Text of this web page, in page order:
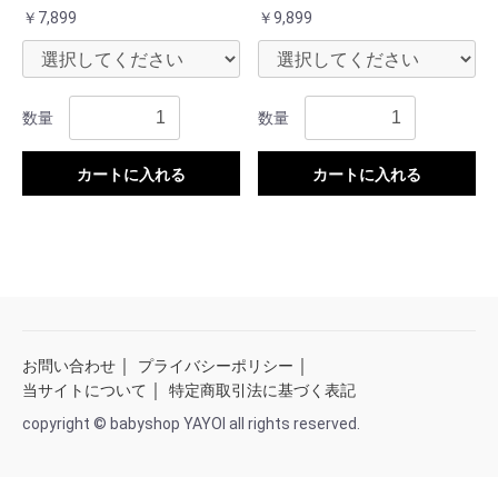
￥7,899
数量
カートに入れる
￥9,899
数量
カートに入れる
お問い合わせ ｜ プライバシーポリシー ｜
当サイトについて ｜ 特定商取引法に基づく表記
copyright © babyshop YAYOI all rights reserved.